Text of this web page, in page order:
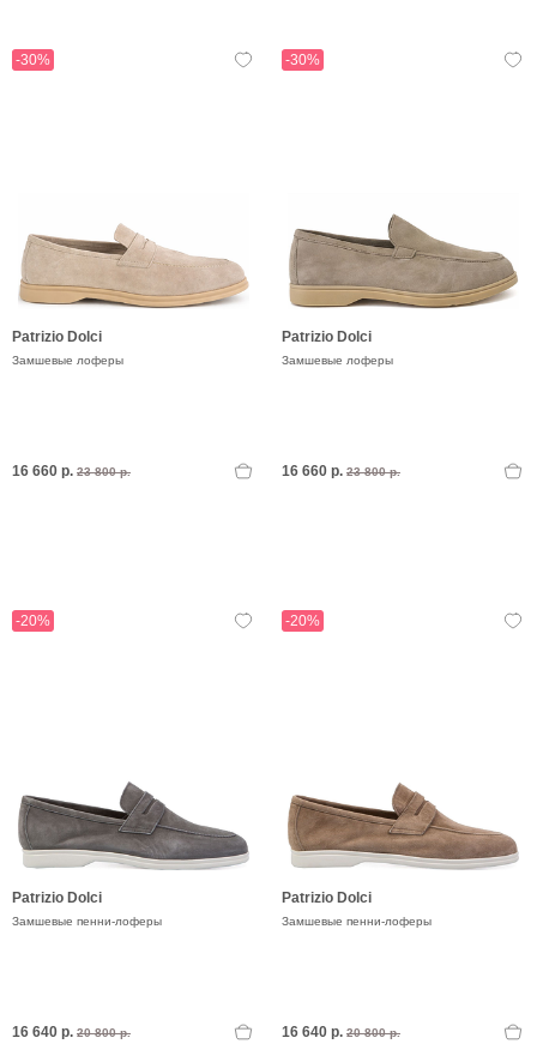
-30%
Patrizio Dolci
Замшевые лоферы
16 660 р. 23 800 р.
-30%
Patrizio Dolci
Замшевые лоферы
16 660 р. 23 800 р.
-20%
Patrizio Dolci
Замшевые пенни-лоферы
16 640 р. 20 800 р.
-20%
Patrizio Dolci
Замшевые пенни-лоферы
16 640 р. 20 800 р.